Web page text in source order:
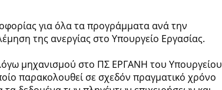
για όλα τα προγράμματα ανά την
της ανεργίας στο Υπουργείο Εργασίας.
μηχανισμού στο ΠΣ ΕΡΓΑΝΗ του Υπουργείου
παρακολουθεί σε σχεδόν πραγματικό χρόνο